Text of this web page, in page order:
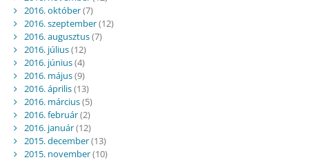
2016. október(7)
2016. szeptember(12)
2016. augusztus(7)
2016. július(12)
2016. június(4)
2016. május(9)
2016. április(13)
2016. március(5)
2016. február(2)
2016. január(12)
2015. december(13)
2015. november(10)